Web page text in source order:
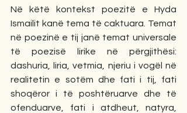
Në këtë kontekst poezitë e Hyda
Ismailit kanë tema të caktuara. Temat
në poezinë e tij janë temat universale
të poezisë lirike në përgjithësi:
dashuria, liria, vetmia, njeriu i vogël në
realitetin e sotëm dhe fati i tij, fati
shoqëror i të poshtëruarve dhe të
ofenduarve, fati i atdheut, natyra,